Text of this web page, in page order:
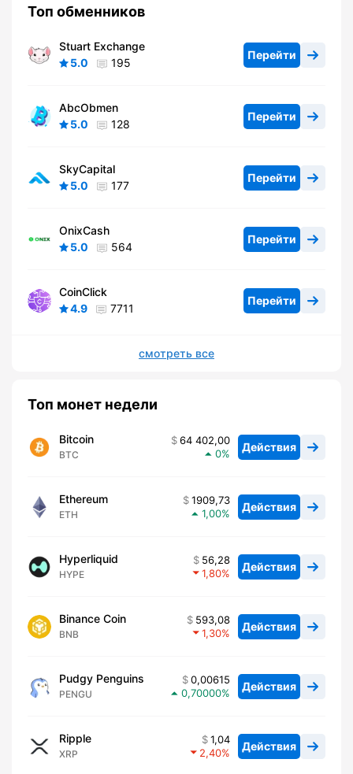
Топ обменников
Stuart Exchange
5.0
195
Перейти
AbcObmen
5.0
128
Перейти
SkyCapital
5.0
177
Перейти
OnixCash
5.0
564
Перейти
CoinClick
4.9
7711
Перейти
смотреть все
Топ монет недели
Bitcoin
BTC
64 402,00
0
Действия
Ethereum
ETH
1909,73
1,00
Действия
Hyperliquid
HYPE
56,28
1,80
Действия
Binance Coin
BNB
593,08
1,30
Действия
Pudgy Penguins
PENGU
0,00615
0,70000
Действия
Ripple
XRP
1,04
2,40
Действия